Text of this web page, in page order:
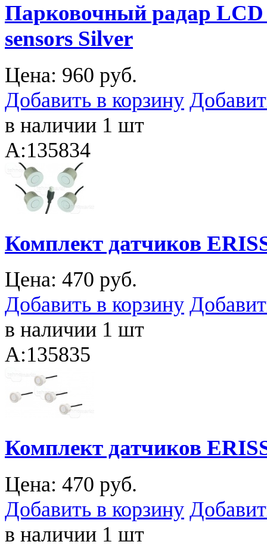
Парковочный радар LCD
sensors Silver
Цена: 960 руб.
Добавить в корзину
в наличии 1 шт
A:135834
Комплект датчиков
Цена: 470 руб.
Добавить в корзину
в наличии 1 шт
A:135835
Комплект датчиков
Цена: 470 руб.
Добавить в корзину
в наличии 1 шт